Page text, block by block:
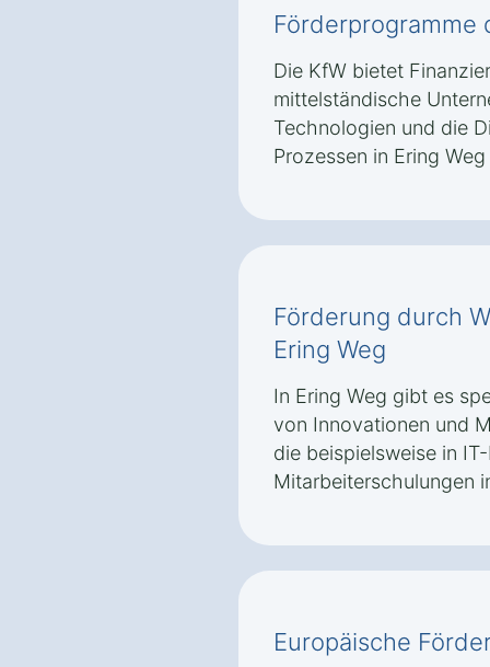
Förderprogramme
Die KfW bietet
mittelständische
Technologien und die
Prozessen in Ering
Förderung durch
Ering Weg
In Ering Weg gibt es
von Innovationen und
die beispielsweise in
Mitarbeiterschulungen
Europäische